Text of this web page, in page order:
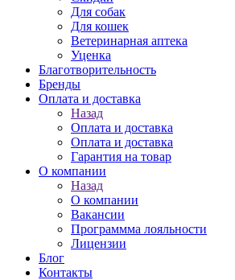
Для собак
Для кошек
Ветеринарная аптека
Уценка
Благотворительность
Бренды
Оплата и доставка
Назад
Оплата и доставка
Оплата и доставка
Гарантия на товар
О компании
Назад
О компании
Вакансии
Программма лояльности
Лицензии
Блог
Контакты